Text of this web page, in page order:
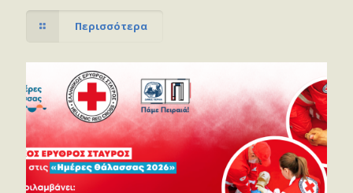
Περισσότερα